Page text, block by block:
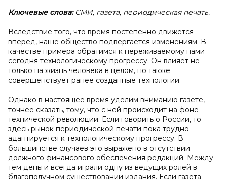
Ключевые слова:СМИ, газета, периодическая печать.
Вследствие того, что время постепенно движется
вперёд, наше общество подвергается изменениям. В
качестве примера обратимся к переживаемому нами
сегодня технологическому прогрессу. Он влияет не
только на жизнь человека в целом, но также
совершенствует ранее созданные технологии.
Однако в настоящее время уделим вниманию газете,
точнее сказать, тому, что с ней происходит на фоне
технической революции. Если говорить о России, то
здесь рынок периодической печати пока трудно
адаптируется к технологическому прогрессу. В
большинстве случаев это выражено в отсутствии
должного финансового обеспечения редакций. Между
тем деньги всегда играли одну из ведущих ролей в
благополучном существовании издания. Если газета